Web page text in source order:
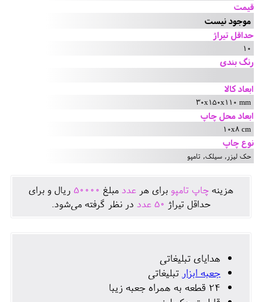
قیمت
موجود نیست
حداقل تیراژ
10
رنگ بندی
ابعاد کالا
30x150x110 mm
ابعاد محل چاپ
10x8 cm
نوع چاپ
حک لیزر, سیلک, تامپو
هزينه چاپ تامپو برای هر عدد مبلغ 50000 ريال و برای
حداقل تيراژ 50 عدد در نظر گرفته می‌شود.
هدایای تبلیغاتی
جعبه ابزار تبلیغاتی
24 قطعه به همراه جعبه زیبا